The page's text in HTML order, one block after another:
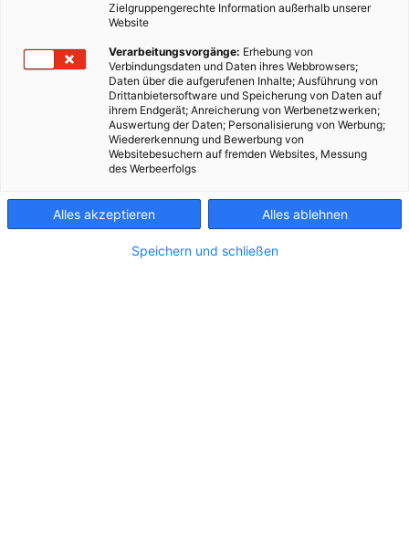
Zielgruppengerechte Information außerhalb unserer
Website
Verarbeitungsvorgänge: Erhebung von
Verbindungsdaten und Daten ihres Webbrowsers;
Daten über die aufgerufenen Inhalte; Ausführung von
Drittanbietersoftware und Speicherung von Daten auf
ihrem Endgerät; Anreicherung von Werbenetzwerken;
Auswertung der Daten; Personalisierung von Werbung;
Wiedererkennung und Bewerbung von
Websitebesuchern auf fremden Websites, Messung
des Werbeerfolgs
Alles akzeptieren Alles ablehnen
Speichern und schließen